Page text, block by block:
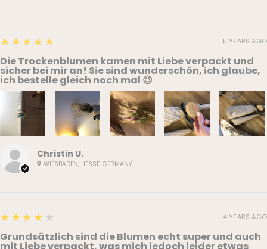
Christin U.
WIESBADEN, HESSE, GERMANY
5
★★★★★
Die Trockenblumen kamen mit Liebe verpackt und
sicher bei mir an! Sie sind wunderschön, ich glaube,
ich bestelle gleich noch mal 😉
5 YEARS AGO
4
★★★★★
Grundsätzlich sind die Blumen echt super und auch
mit Liebe verpackt, was mich jedoch leider etwas
4 YEARS AGO